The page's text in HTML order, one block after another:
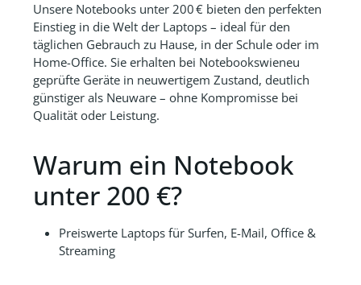
Unsere Notebooks unter 200 € bieten den perfekten
Einstieg in die Welt der Laptops – ideal für den
täglichen Gebrauch zu Hause, in der Schule oder im
Home-Office. Sie erhalten bei Notebookswieneu
geprüfte Geräte in neuwertigem Zustand, deutlich
günstiger als Neuware – ohne Kompromisse bei
Qualität oder Leistung.
Warum ein Notebook
unter 200 €?
Preiswerte Laptops für Surfen, E-Mail, Office &
Streaming